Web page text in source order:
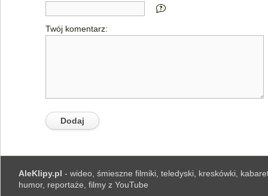
Twój komentarz:
AleKlipy.pl - wideo, śmieszne filmiki, teledyski, kreskówki,
humor, reportaże, filmy z YouTube